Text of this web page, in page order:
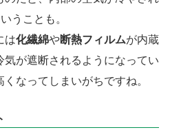
うことも。
は化繊綿や断熱フィルムが内蔵
気が遮断されるようになってい
なってしまいがちですね。